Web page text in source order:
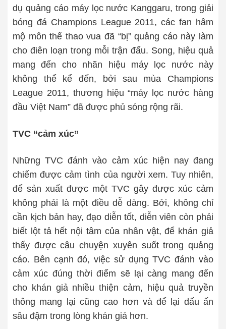
dụ quảng cáo máy lọc nước Kanggaru, trong giải
bóng đá Champions League 2011, các fan hâm
mộ môn thể thao vua đã “bị” quảng cáo này làm
cho điên loạn trong mỗi trận đấu. Song, hiệu quả
mang đến cho nhãn hiệu máy lọc nước này
không thể kể đến, bởi sau mùa
Champions
League 2011, thương hiệu “máy lọc nước hàng
đầu Việt Nam” đã được phủ sóng rộng rãi.
TVC “cảm xúc”
Những TVC đánh vào cảm xúc hiện nay đang
chiếm được cảm tình của người xem. Tuy nhiên,
để sản xuất được một TVC gây được xúc cảm
không phải là một điều dễ dàng. Bởi, không chỉ
cần kịch bản hay, đạo diễn tốt, diễn viên còn phải
biết lột tả hết nội tâm của nhân vật, để khán giả
thấy được câu chuyện xuyên suốt trong quảng
cáo. Bên cạnh đó, việc sử dụng TVC đánh vào
cảm xúc đúng thời điểm sẽ lại càng mang đến
cho khán giả nhiều thiện cảm, hiệu quả truyền
thông mang lại cũng cao hơn và để lại dấu ấn
sâu đậm trong lòng khán giả hơn.